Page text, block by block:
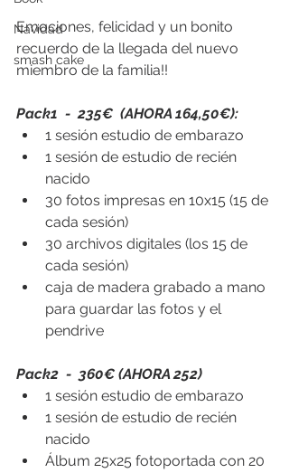
Navidad
smash cake
Emociones, felicidad y un bonito
recuerdo de la llegada del nuevo
miembro de la familia!!
Pack1  -  235€  (AHORA 164,50€):
1 sesión estudio de embarazo
1 sesión de estudio de recién
nacido
30 fotos impresas en 10x15 (15 de
cada sesión)
30 archivos digitales (los 15 de
cada sesión)
caja de madera grabado a mano
para guardar las fotos y el
pendrive​​
Pack2  -  360€ (AHORA 252)
1 sesión estudio de embarazo
1 sesión de estudio de recién
nacido
Álbum 25x25 fotoportada con 20